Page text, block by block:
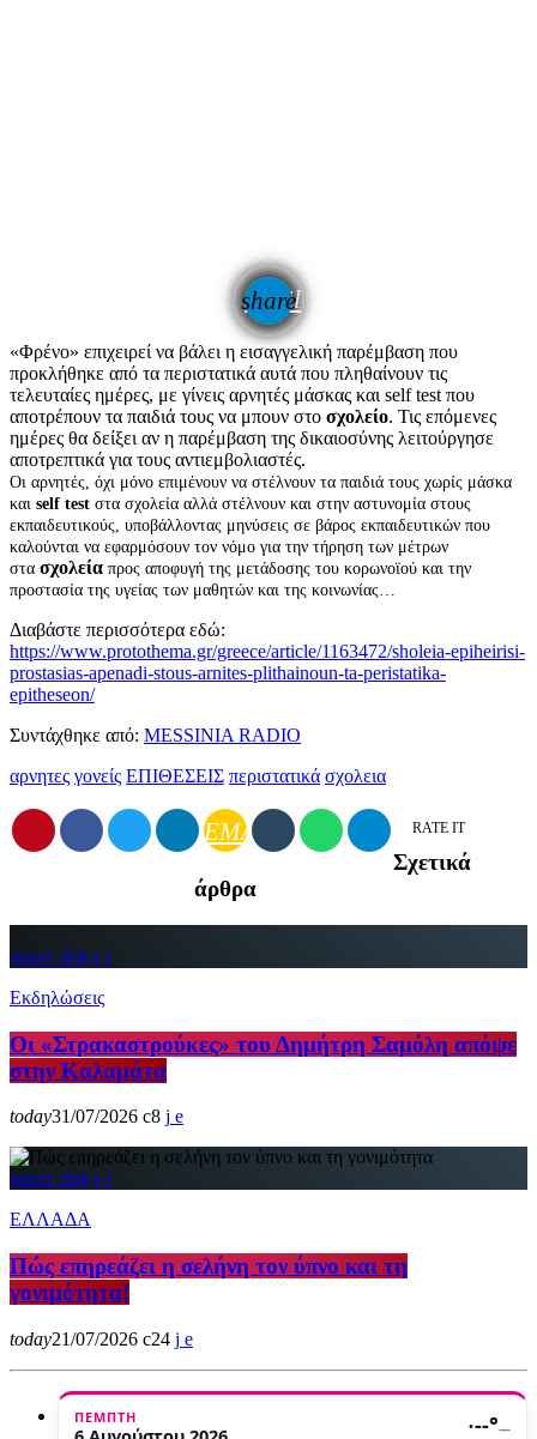
share
email
«Φρένο» επιχειρεί να βάλει η εισαγγελική παρέμβαση που
προκλήθηκε από τα περιστατικά αυτά που πληθαίνουν τις
τελευταίες ημέρες, με γίνεις αρνητές μάσκας και self test που
αποτρέπουν τα παιδιά τους να μπουν στο σχολείο. Τις επόμενες
ημέρες θα δείξει αν η παρέμβαση της δικαιοσύνης λειτούργησε
αποτρεπτικά για τους αντιεμβολιαστές.
Οι αρνητές, όχι μόνο επιμένουν να στέλνουν τα παιδιά τους χωρίς μάσκα
και self test στα σχολεία αλλά στέλνουν και στην αστυνομία στους
εκπαιδευτικούς, υποβάλλοντας μηνύσεις σε βάρος εκπαιδευτικών που
καλούνται να εφαρμόσουν τον νόμο για την τήρηση των μέτρων
στα σχολεία προς αποφυγή της μετάδοσης του κορωνοϊού και την
προστασία της υγείας των μαθητών και της κοινωνίας…
Διαβάστε περισσότερα εδώ:
https://www.protothema.gr/greece/article/1163472/sholeia-epiheirisi-
prostasias-apenadi-stous-arnites-plithainoun-ta-peristatika-
epitheseon/
Συντάχθηκε από: MESSINIA RADIO
αρνητες γονείς ΕΠΙΘΕΣΕΙΣ περιστατικά σχολεια
EMAIL RATE IT
Σχετικά
άρθρα
insert_link
Εκδηλώσεις
Οι «Στρακαστρούκες» του Δημήτρη Σαμόλη απόψε
στην Καλαμάτα
today31/07/2026 8
insert_link
ΕΛΛΑΔΑ
Πώς επηρεάζει η σελήνη τον ύπνο και τη
γονιμότητα!
today21/07/2026 24
ΠΈΜΠΤΗ ·--°—